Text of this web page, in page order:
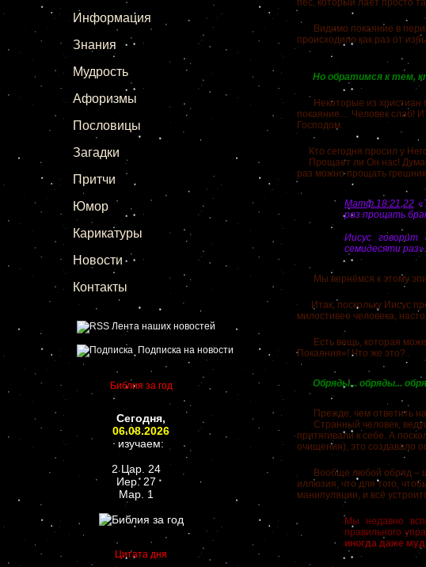
Информация
Знания
Мудрость
Афоризмы
Пословицы
Загадки
Притчи
Юмор
Карикатуры
Новости
Контакты
Лента наших новостей
Подписка на новости
Библия за год
Сегодня,
06.08.2026
изучаем:
2 Цар. 24
Иер. 27
Мар. 1
Цитата дня
пёс, который лает просто
Видимо покаяние в
происходило как раз от
Но обратимся к тем,
Некоторые из христиан
покаяние… Человек слаб!
Господом.
Кто сегодня просил у
Прощает ли Он нас! Думаю,
раз можно прощать
Матф.18:21,22
раз прощать
Иисус
семидесяти раз».
Мы вернёмся к этому
Итак, поскольку Иисус
милостивее человека,
Есть вещь, которая
Покаяния»! Что же это?..
Обряды... обряды...
Прежде, чем ответить на
Странный человек,
притягивали к себе. А
очищения), это создавало
Вообще любой обряд –
иллюзия, что для того,
манипуляции, и всё
Мы недавно
правильного
иногда даже